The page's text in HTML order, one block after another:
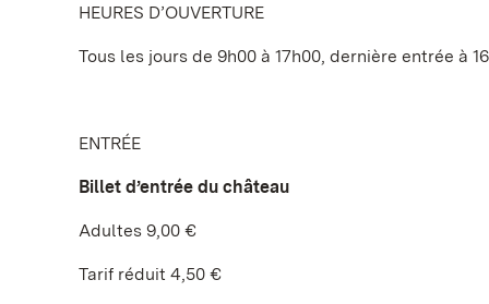
HEURES D’OUVERTURE
Tous les jours de 9h00 à 17h00, dernière entrée à
ENTRÉE
Billet d’entrée du château
Adultes 9,00 €
Tarif réduit 4,50 €